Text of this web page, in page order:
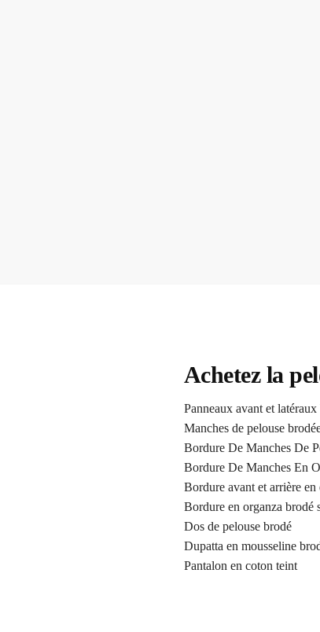
Achetez la
Panneaux avant et
Manches de pelouse
Bordure De Manches De
Bordure De Manches En
Bordure avant et arrière en
Bordure en organza brodé
Dos de pelouse brodé
Dupatta en mousseline
Pantalon en coton teint